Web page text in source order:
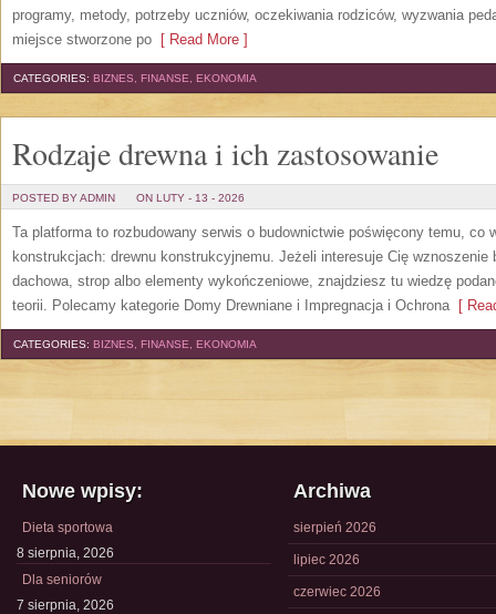
programy, metody, potrzeby uczniów, oczekiwania rodziców, wyzwania
miejsce stworzone po [ Read More ]
CATEGORIES: BIZNES, FINANSE, EKONOMIA
Rodzaje drewna i ich zastosowanie
POSTED BY ADMIN ON LUTY - 13 - 2026
Ta platforma to rozbudowany serwis o budownictwie poświęcony temu, co
konstrukcjach: drewnu konstrukcyjnemu. Jeżeli interesuje Cię wznoszenie
dachowa, strop albo elementy wykończeniowe, znajdziesz tu wiedzę
teorii. Polecamy kategorie Domy Drewniane i Impregnacja i Ochrona[
CATEGORIES: BIZNES, FINANSE, EKONOMIA
Nowe wpisy:
Dieta sportowa
8 sierpnia, 2026
Dla seniorów
7 sierpnia, 2026
Archiwa
sierpień 2026
lipiec 2026
czerwiec 2026